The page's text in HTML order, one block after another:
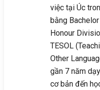
việc tại Úc
bằng
Honour
TESOL
Other
gần 7 năm
cơ bản đến